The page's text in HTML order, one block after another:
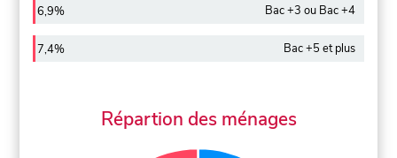
6,9% Bac +3 ou Bac +4
7,4% Bac +5 et plus
Répartion des ménages